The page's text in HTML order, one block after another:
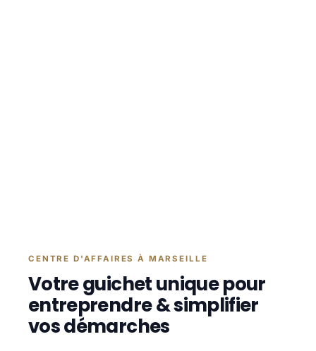
CENTRE D'AFFAIRES À MARSEILLE
Votre guichet unique pour
entreprendre & simplifier
vos démarches